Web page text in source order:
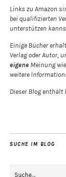
Links zu Amazon
bei qualifizierten
unterstützen
Einige Bücher
Verlag oder Autor,
eigene Meinung
weitere
Dieser Blog enthält
SUCHE IM BLOG